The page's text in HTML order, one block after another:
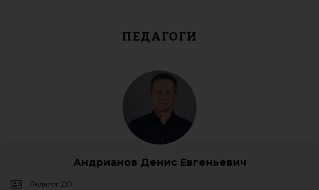
ПЕДАГОГИ
Андрианов Денис Евгеньевич
Педагог ДО